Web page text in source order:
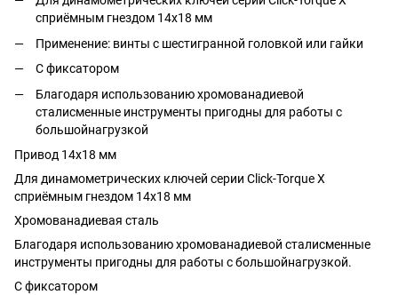
сприёмным гнездом 14x18 мм
Применение: винты с шестигранной головкой или гайки
С фиксатором
Благодаря использованию хромованадиевой
сталисменные инструменты пригодны для работы с
большойнагрузкой
Привод 14x18 мм
Для динамометрических ключей серии Click-Torque X
сприёмным гнездом 14x18 мм
Хромованадиевая сталь
Благодаря использованию хромованадиевой сталисменные
инструменты пригодны для работы с большойнагрузкой.
С фиксатором